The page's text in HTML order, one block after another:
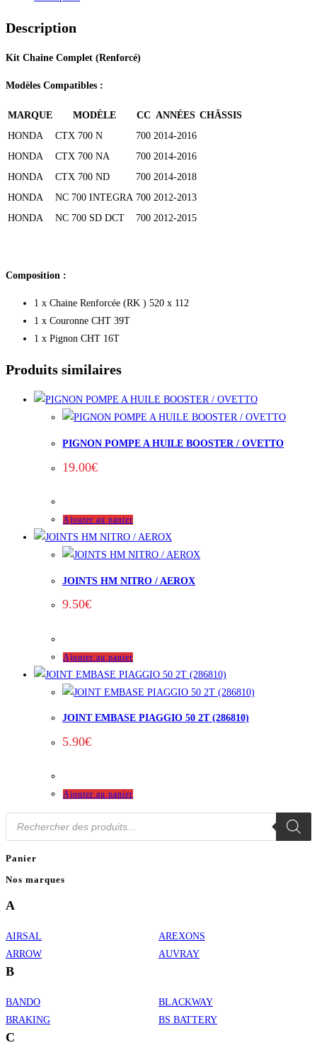
Description
Kit Chaine Complet (Renforcé)
Modèles Compatibles :
MARQUE MODÈLE CC ANNÉES CHÂSSIS
HONDA
CTX 700 N 700 2014-2016
HONDA
CTX 700 NA 700 2014-2016
HONDA
CTX 700 ND 700 2014-2018
HONDA
NC 700 INTEGRA 700 2012-2013
HONDA
NC 700 SD DCT 700 2012-2015
Composition :
1 x Chaine Renforcée (RK ) 520 x 112
1 x Couronne CHT 39T
1 x Pignon CHT 16T
Produits similaires
PIGNON POMPE A HUILE BOOSTER / OVETTO
19.00€
Ajouter au panier
JOINTS HM NITRO / AEROX
9.50€
Ajouter au panier
JOINT EMBASE PIAGGIO 50 2T (286810)
5.90€
Ajouter au panier
Recherche
Panier
Nos marques
A
AIRSAL
AREXONS
ARROW
AUVRAY
B
BANDO
BLACKWAY
BRAKING
BS BATTERY
C